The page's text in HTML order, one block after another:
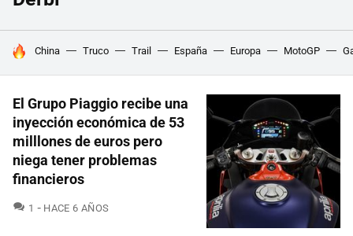
HOY SE HABLA DE
China Truco Trail España Europa MotoGP
El Grupo Piaggio recibe una
inyección económica de 53
milllones de euros pero
niega tener problemas
financieros
1 COMENTARIOS
HACE 6 AÑOS